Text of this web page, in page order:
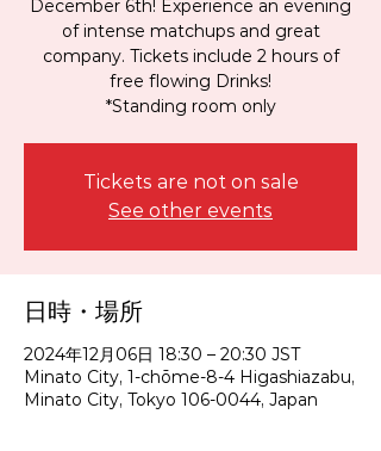
December 6th! Experience an evening
of intense matchups and great
company. Tickets include 2 hours of
free flowing Drinks!
*Standing room only
Tickets are not on sale
See other events
日時・場所
2024年12月06日 18:30 – 20:30 JST
Minato City, 1-chōme-8-4 Higashiazabu,
Minato City, Tokyo 106-0044, Japan